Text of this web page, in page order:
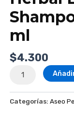
ml
$4.300
Categorías: Aseo